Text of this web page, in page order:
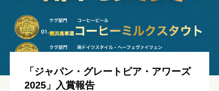
「ジャパン・グレートビア・アワーズ
2025」入賞報告